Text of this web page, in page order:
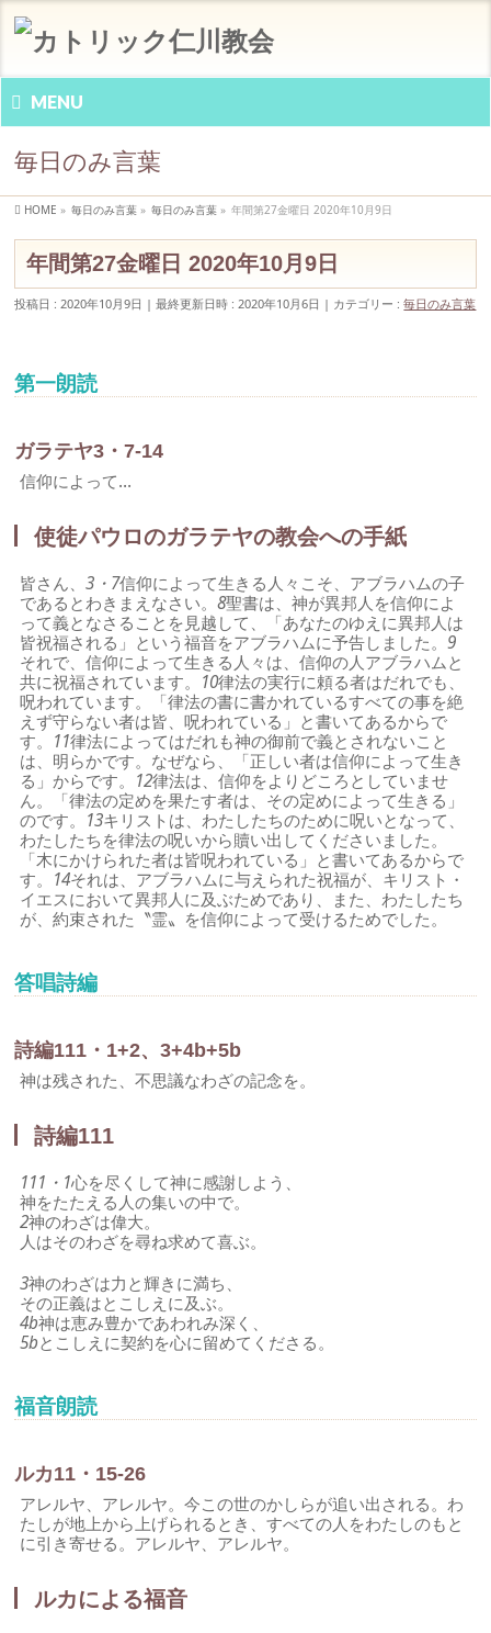
MENU
毎日のみ言葉
HOME » 毎日のみ言葉 » 毎日のみ言葉 » 年間第27金曜日 2020年10月9日
年間第27金曜日 2020年10月9日
投稿日 : 2020年10月9日 最終更新日時 : 2020年10月6日 カテゴリー :毎日のみ言葉
第一朗読
ガラテヤ3・7-14
信仰によって…
使徒パウロのガラテヤの教会への手紙
皆さん、3・7信仰によって生きる人々こそ、アブラハムの子
であるとわきまえなさい。8聖書は、神が異邦人を信仰によ
って義となさることを見越して、「あなたのゆえに異邦人は
皆祝福される」という福音をアブラハムに予告しました。9
それで、信仰によって生きる人々は、信仰の人アブラハムと
共に祝福されています。 10律法の実行に頼る者はだれでも、
呪われています。「律法の書に書かれているすべての事を絶
えず守らない者は皆、呪われている」と書いてあるからで
す。 11律法によってはだれも神の御前で義とされないこと
は、明らかです。なぜなら、「正しい者は信仰によって生き
る」からです。 12律法は、信仰をよりどころとしていませ
ん。「律法の定めを果たす者は、その定めによって生きる」
のです。 13キリストは、わたしたちのために呪いとなって、
わたしたちを律法の呪いから贖い出してくださいました。
「木にかけられた者は皆呪われている」と書いてあるからで
す。 14それは、アブラハムに与えられた祝福が、キリスト・
イエスにおいて異邦人に及ぶためであり、また、わたしたち
が、約束された〝霊〟を信仰によって受けるためでした。
答唱詩編
詩編111・1+2、3+4b+5b
神は残された、不思議なわざの記念を。
詩編111
111・1心を尽くして神に感謝しよう、
神をたたえる人の集いの中で。
2神のわざは偉大。
人はそのわざを尋ね求めて喜ぶ。
3神のわざは力と輝きに満ち、
その正義はとこしえに及ぶ。
4b神は恵み豊かであわれみ深く、
5bとこしえに契約を心に留めてくださる。
福音朗読
ルカ11・15-26
アレルヤ、アレルヤ。今この世のかしらが追い出される。わ
たしが地上から上げられるとき、すべての人をわたしのもと
に引き寄せる。アレルヤ、アレルヤ。
ルカによる福音